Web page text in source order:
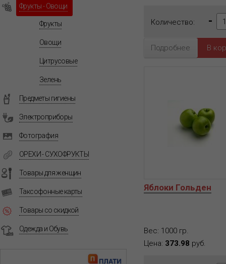
Фрукты - Овощи
Фрукты
Овощи
Цитрусовые
Зелень
Предметы гигиены
Электроприборы
Фотография
ОРЕХИ - СУХОФРУКТЫ
Товары для женщин
Таксофонные карты
Товары со скидкой
Одежда и Обувь
Количество: -
Подробнее
Яблоки Гольден
Вес: 1000 гр.
Цена: 373.98 руб.